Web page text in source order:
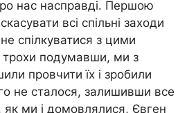
нас насправді. Першою
всі спільні заходи
спілкуватися з цими
трохи подумавши, ми з
провчити їх і зробили
не сталося, залишивши все
як ми і домовлялися, Євген